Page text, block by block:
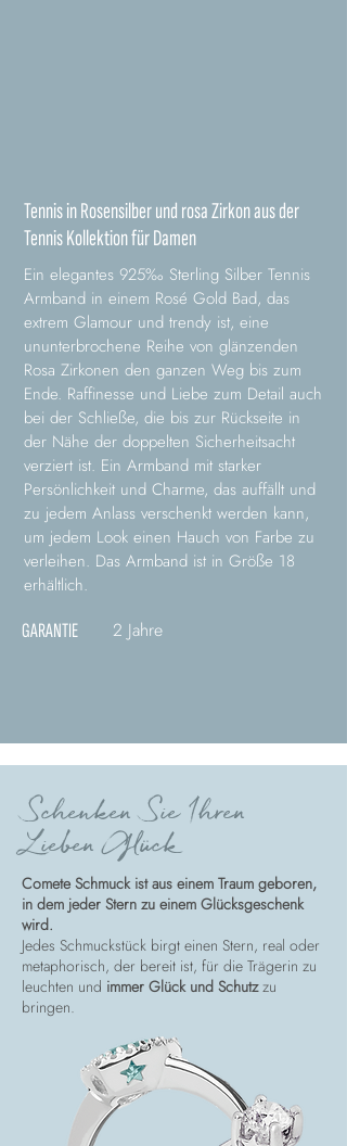
Tennis in Rosensilber und rosa Zirkon aus der
Tennis Kollektion für Damen
Ein elegantes 925‰ Sterling Silber Tennis
Armband in einem Rosé Gold Bad, das
extrem Glamour und trendy ist, eine
ununterbrochene Reihe von glänzenden
Rosa Zirkonen den ganzen Weg bis zum
Ende. Raffinesse und Liebe zum Detail auch
bei der Schließe, die bis zur Rückseite in
der Nähe der doppelten Sicherheitsacht
verziert ist. Ein Armband mit starker
Persönlichkeit und Charme, das auffällt und
zu jedem Anlass verschenkt werden kann,
um jedem Look einen Hauch von Farbe zu
verleihen. Das Armband ist in Größe 18
erhältlich.
GARANTIE 2 Jahre
Schenken Sie Ihren
Lieben Glück
Comete Schmuck ist aus einem Traum geboren,
in dem jeder Stern zu einem Glücksgeschenk
wird.
Jedes Schmuckstück birgt einen Stern, real oder
metaphorisch, der bereit ist, für die Trägerin zu
leuchten und immer Glück und Schutzzu
bringen.